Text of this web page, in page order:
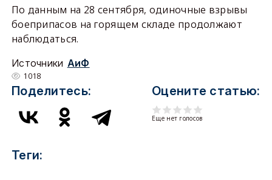
По данным на 28 сентября, одиночные взрывы
боеприпасов на горящем складе продолжают
наблюдаться.
Источники АиФ
1018
Поделитесь: Оцените статью:
Еще нет голосов
Теги: